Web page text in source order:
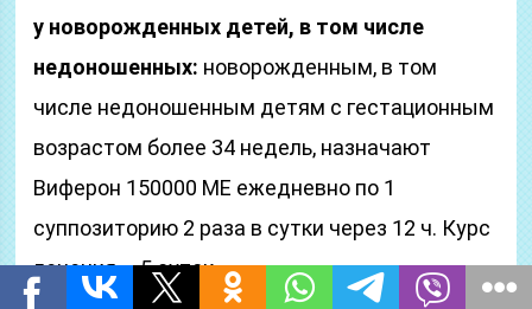
у новорожденных детей, в том числе
недоношенных: новорожденным, в том
числе недоношенным детям с гестационным
возрастом более 34 недель, назначают
Виферон 150000 ME ежедневно по 1
суппозиторию 2 раза в сутки через 12 ч. Курс
лечения – 5 суток.